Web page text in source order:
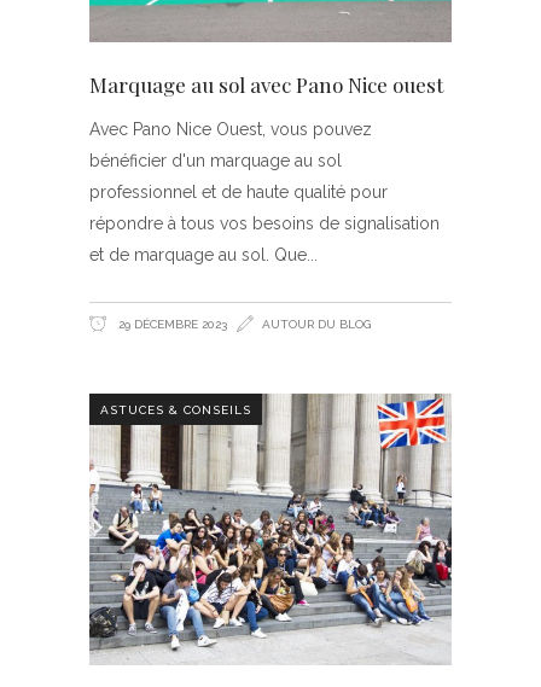
Marquage au sol avec Pano Nice ouest
Avec Pano Nice Ouest, vous pouvez
bénéficier d'un marquage au sol
professionnel et de haute qualité pour
répondre à tous vos besoins de signalisation
et de marquage au sol. Que
29 DÉCEMBRE 2023 AUTOUR DU BLOG
ASTUCES & CONSEILS